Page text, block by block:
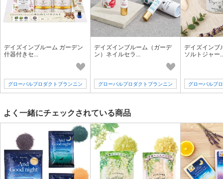
デイズインブルーム ガーデン
什器付きセ...
グローバルプロダクトプランニン
グ
デイズインブルーム（ガーデ
ン）ネイルセラ...
グローバルプロダクトプランニン
グ
デイズイン
ソルトジャー
グローバルプ
よく一緒にチェックされている商品